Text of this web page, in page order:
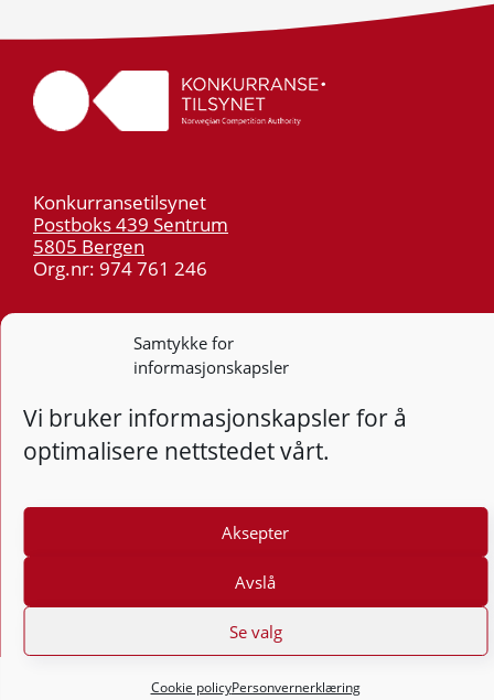
Samtykke for
informasjonskapsler
Vi bruker informasjonskapsler for å
optimalisere nettstedet vårt.
Aksepter
Avslå
Se valg
Cookie policyPersonvernerklæring
Konkurransetilsynet
Postboks 439 Sentrum
5805 Bergen
Org.nr: 974 761 246
post@kt.no